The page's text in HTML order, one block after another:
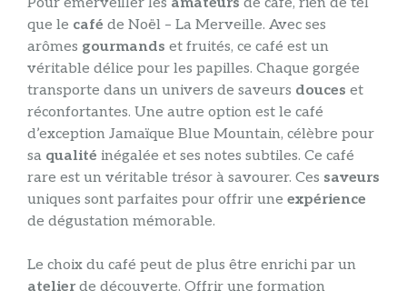
que le café de Noël – La Merveille. Avec ses
arômes gourmands et fruités, ce café est un
véritable délice pour les papilles. Chaque gorgée
transporte dans un univers de saveurs douces et
réconfortantes. Une autre option est le café
d’exception Jamaïque Blue Mountain, célèbre pour
sa qualité inégalée et ses notes subtiles. Ce café
rare est un véritable trésor à savourer. Ces saveurs
uniques sont parfaites pour offrir une expérience
de dégustation mémorable.
Le choix du café peut de plus être enrichi par un
atelierde découverte. Offrir une formation